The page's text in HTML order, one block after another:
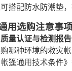
搭配防水防潮垫
用选购注意事
质量认证与检测报告
哪种环境的救灾
帐篷通用技术条件